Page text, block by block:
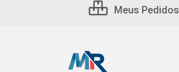
Meus Pedidos